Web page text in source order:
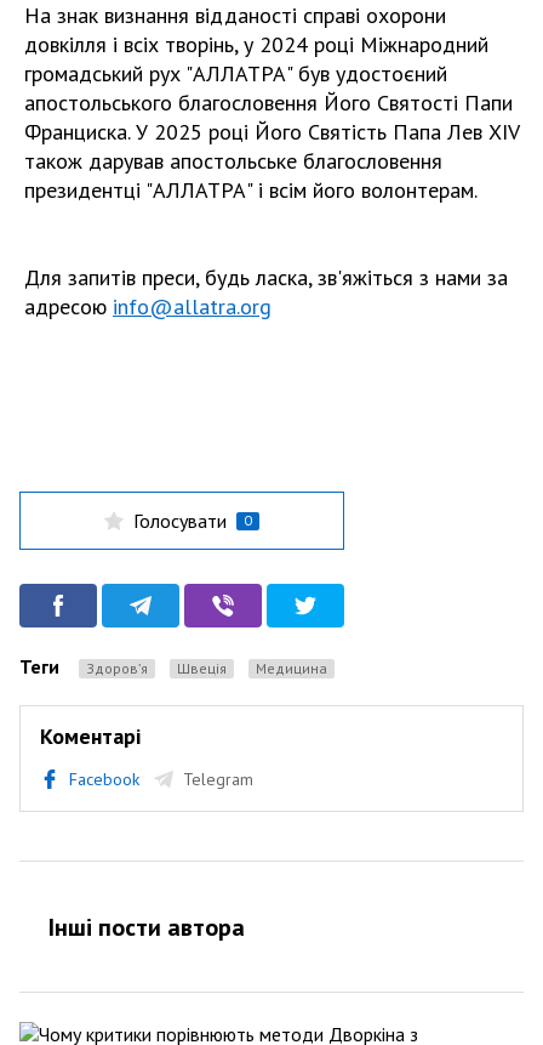
На знак визнання відданості справі охорони
довкілля і всіх творінь, у 2024 році Міжнародний
громадський рух "АЛЛАТРА" був удостоєний
апостольського благословення Його Святості Папи
Франциска. У 2025 році Його Святість Папа Лев XIV
також дарував апостольське благословення
президентці "АЛЛАТРА" і всім його волонтерам.
Для запитів преси, будь ласка, зв'яжіться з нами за
адресою info@allatra.org
Голосувати 0
Теги Здоров’я Швеція медицина
Коментарі
Facebook Telegram
Інші пости автора